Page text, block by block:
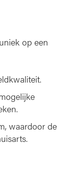
op een
waardoor de